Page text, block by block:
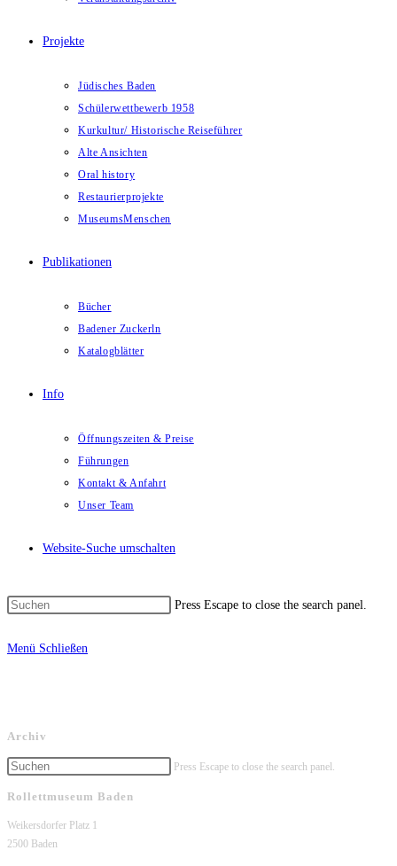
Projekte
Jüdisches Baden
Schülerwettbewerb 1958
Kurkultur/ Historische Reiseführer
Alte Ansichten
Oral history
Restaurierprojekte
MuseumsMenschen
Publikationen
Bücher
Badener Zuckerln
Katalogblätter
Info
Öffnungszeiten & Preise
Führungen
Kontakt & Anfahrt
Unser Team
Website-Suche umschalten
Press Escape to close the search panel.
Menü Schließen
Archiv
Press Escape to close the search panel.
Rollettmuseum Baden
Weikersdorfer Platz 1
2500 Baden